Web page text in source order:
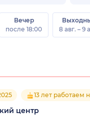
Вечер
после 18:00
8 авг. – 9
13 лет работаем
центр